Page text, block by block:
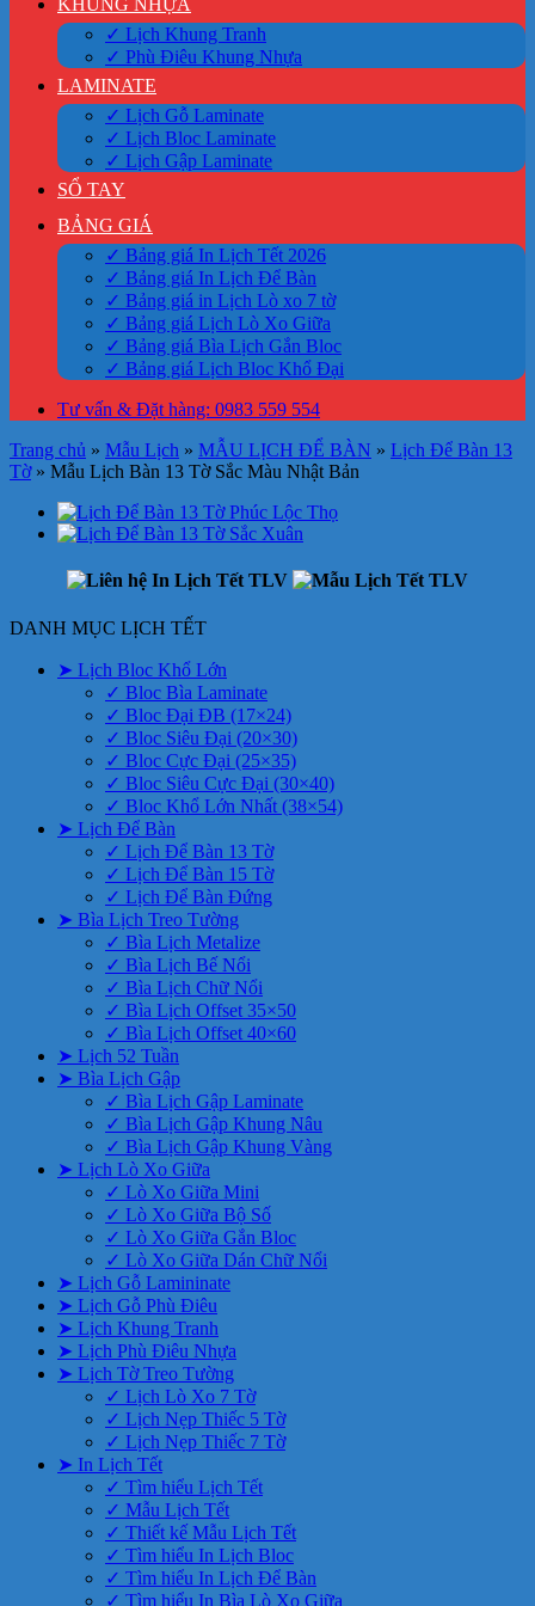
KHUNG NHỰA
✓ Lịch Khung Tranh
✓ Phù Điêu Khung Nhựa
LAMINATE
✓ Lịch Gỗ Laminate
✓ Lịch Bloc Laminate
✓ Lịch Gập Laminate
SỔ TAY
BẢNG GIÁ
✓ Bảng giá In Lịch Tết 2026
✓ Bảng giá In Lịch Để Bàn
✓ Bảng giá in Lịch Lò xo 7 tờ
✓ Bảng giá Lịch Lò Xo Giữa
✓ Bảng giá Bìa Lịch Gắn Bloc
✓ Bảng giá Lịch Bloc Khổ Đại
Tư vấn & Đặt hàng: 0983 559 554
Trang chủ » Mẫu Lịch » MẪU LỊCH ĐỂ BÀN » Lịch Để Bàn 13
Tờ » Mẫu Lịch Bàn 13 Tờ Sắc Màu Nhật Bản
DANH MỤC LỊCH TẾT
➤ Lịch Bloc Khổ Lớn
✓ Bloc Bìa Laminate
✓ Bloc Đại ĐB (17×24)
✓ Bloc Siêu Đại (20×30)
✓ Bloc Cực Đại (25×35)
✓ Bloc Siêu Cực Đại (30×40)
✓ Bloc Khổ Lớn Nhất (38×54)
➤ Lịch Để Bàn
✓ Lịch Để Bàn 13 Tờ
✓ Lịch Để Bàn 15 Tờ
✓ Lịch Để Bàn Đứng
➤ Bìa Lịch Treo Tường
✓ Bìa Lịch Metalize
✓ Bìa Lịch Bế Nổi
✓ Bìa Lịch Chữ Nổi
✓ Bìa Lịch Offset 35×50
✓ Bìa Lịch Offset 40×60
➤ Lịch 52 Tuần
➤ Bìa Lịch Gập
✓ Bìa Lịch Gập Laminate
✓ Bìa Lịch Gập Khung Nâu
✓ Bìa Lịch Gập Khung Vàng
➤ Lịch Lò Xo Giữa
✓ Lò Xo Giữa Mini
✓ Lò Xo Giữa Bộ Số
✓ Lò Xo Giữa Gắn Bloc
✓ Lò Xo Giữa Dán Chữ Nổi
➤ Lịch Gỗ Lamininate
➤ Lịch Gỗ Phù Điêu
➤ Lịch Khung Tranh
➤ Lịch Phù Điêu Nhựa
➤ Lịch Tờ Treo Tường
✓ Lịch Lò Xo 7 Tờ
✓ Lịch Nẹp Thiếc 5 Tờ
✓ Lịch Nẹp Thiếc 7 Tờ
➤ In Lịch Tết
✓ Tìm hiểu Lịch Tết
✓ Mẫu Lịch Tết
✓ Thiết kế Mẫu Lịch Tết
✓ Tìm hiểu In Lịch Bloc
✓ Tìm hiểu In Lịch Để Bàn
✓ Tìm hiểu In Bìa Lò Xo Giữa